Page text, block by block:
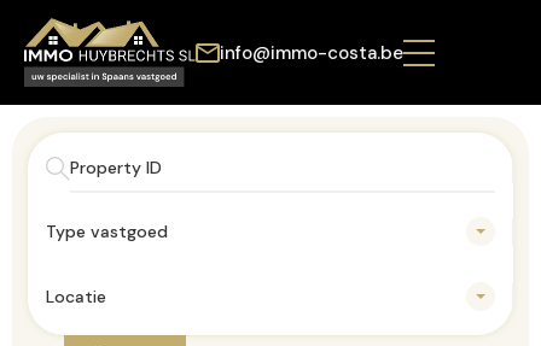
info@immo-costa.be
Type vastgoed
Locatie